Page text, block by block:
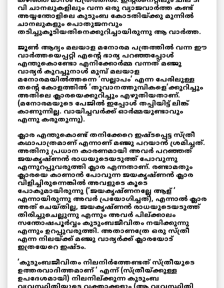
വി ചാനലുകളിലും വന്ന ഒരു വ്യാജവാർത്ത കണ്ട്
അയ്യന്തോളിലെ കുടുംബ കോടതിയ്ക്കു മുന്നിൽ
ചാനലുകളും പൊതുജനവും
തടിച്ചുകൂടിയതിനെക്കുറിച്ചായിരുന്നു ആ വാർത്ത‍.
ജൂണ്‍ ആദ്യം മലയാള മനോരമ പത്രത്തിൽ വന്ന ഈ
വാർത്തയെപ്പറ്റി എന്റെ ഭാര്യ പറഞ്ഞപ്പോൾ
എന്തുകൊണ്ടോ എനിക്കോർമ്മ വന്നത് മഞ്ജു
വാര്യർ കുറച്ചുനാൾ മുമ്പ് മലയാള
മനോരമയിൽത്തന്നെ ‘സല്ലാപം’ എന്ന പേരിലുള്ള
തന്റെ കോളത്തിൽ ‘തൂവാനത്തുമ്പികളെ’ക്കുറിച്ചും
അതിലെ ക്ലാരയെക്കുറിച്ചും എഴുതിയതാണ്.
(മനോരമയുടെ പേജിൽ ഇപ്പോൾ തപ്പിയിട്ട് ലിങ്ക്
കാണുന്നില്ല. വായിച്ചവർക്ക് ഓർമ്മയുണ്ടാവും
എന്നു കരുതുന്നു).
ക്ലാര എന്തുകൊണ്ട് തനിക്കേറെ ഇഷ്ടപ്പെട്ട സ്ത്രീ
കഥാപാത്രമാണ് എന്നാണ് മഞ്ജു പറയാൻ ശ്രമിച്ചത്.
അതിനു പ്രധാന കാരണമായി അവർ പറഞ്ഞത്
ജയകൃഷ്ണൻ രാധയുടെയടുത്ത് പോവുന്നു
എന്നുറപ്പുവരുത്തി ക്ലാര എന്നതാണ്. രണ്ടാമതും
ക്ലാരയെ കാണാൻ പോവുന്ന ജയകൃഷ്ണൻ ക്ലാര
വിളിച്ചിരുന്നെങ്കിൽ അവളുടെ കൂടെ
പോകുമായിരുന്നു (‘ജയകൃഷ്ണനല്ലേ ആള് ‘
എന്നായിരുന്നു അവർ പ്രയോഗിച്ചത്), എന്നാൽ ക്ലാര
അത് ചെയ്തില്ല, ജയകൃഷ്ണൻ രാധയുടെയടുത്ത്
തിരിച്ചുചെല്ലുന്നു എന്നും അവർ പില്ക്കാലം
സന്തോഷപൂർവ്വം കുടുംബജീവിതം നയിക്കുന്നു
എന്നും ഉറപ്പുവരുത്തി. അതാണത്രേ ഒരു സ്ത്രീ
എന്ന നിലയ്ക്ക് മഞ്ജു വാര്യർക്ക് ക്ലാരയോട്‌
ഇത്രയേറെ ഇഷ്ടം.
‘കുടുംബജീവിതം നിലനിർത്തേണ്ടത് സ്ത്രീയുടെ
ഉത്തരവാദിത്തമാണ് ‘ എന്ന് (സ്ത്രീയ്ക്കുള്ള
ഉപദേശമായി) നിലനില്ക്കുന്ന കുടുംബ